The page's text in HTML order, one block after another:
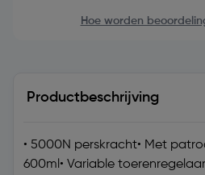
Hoe worden
Productbeschrijving
• 5000N perskracht• Met
600ml• Variable